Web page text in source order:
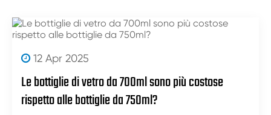
12 Apr 2025
Le bottiglie di vetro da 700ml sono più costose
rispetto alle bottiglie da 750ml?